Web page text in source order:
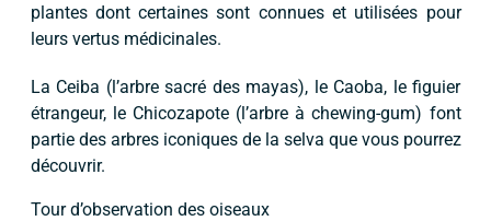
plantes dont certaines sont connues et utilisées pour
leurs vertus médicinales.
La Ceiba (l’arbre sacré des mayas), le Caoba, le figuier
étrangeur, le Chicozapote (l’arbre à chewing-gum) font
partie des arbres iconiques de la selva que vous pourrez
découvrir.
Tour d’observation des oiseaux